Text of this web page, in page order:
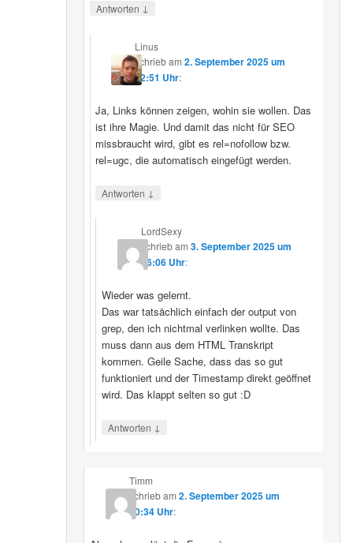
Antworten ↓
Linus
schriebam2. September 2025 um
12:51 Uhr:
Ja, Links können zeigen, wohin sie wollen. Das
ist ihre Magie. Und damit das nicht für SEO
missbraucht wird, gibt es rel=nofollow bzw.
rel=ugc, die automatisch eingefügt werden.
Antworten ↓
LordSexy
schriebam 3. September 2025 um
16:06 Uhr:
Wieder was gelernt.
Das war tatsächlich einfach der output von
grep, den ich nichtmal verlinken wollte. Das
muss dann aus dem HTML Transkript
kommen. Geile Sache, dass das so gut
funktioniert und der Timestamp direkt geöffnet
wird. Das klappt selten so gut :D
Antworten ↓
Timm
schriebam 2. September 2025 um
10:34 Uhr: